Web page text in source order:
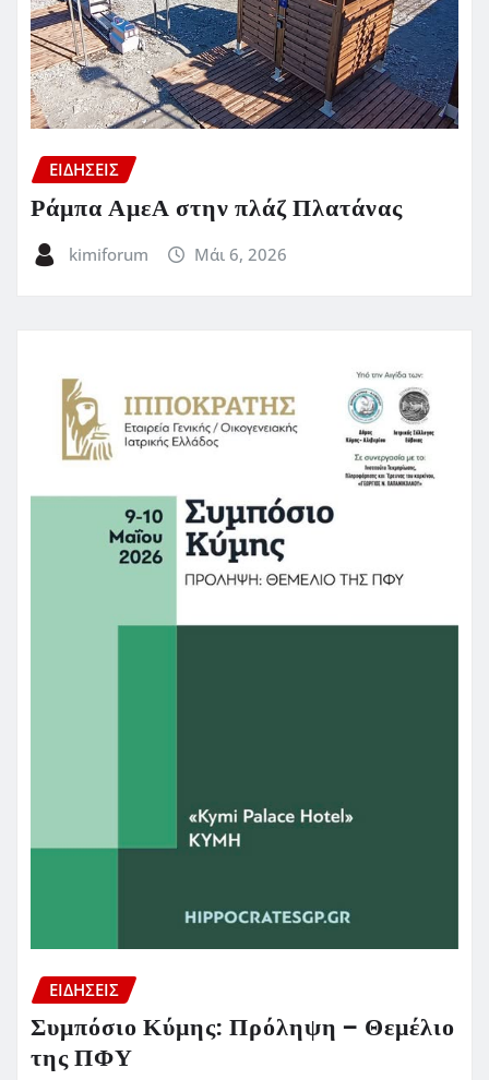
ΕΙΔΗΣΕΙΣ
Ράμπα ΑμεΑ στην πλάζ Πλατάνας
kimiforum Μάι 6, 2026
ΕΙΔΗΣΕΙΣ
Συμπόσιο Κύμης: Πρόληψη – Θεμέλιο
της ΠΦΥ